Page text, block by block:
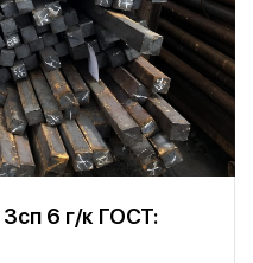
6 г/к ГОСТ: